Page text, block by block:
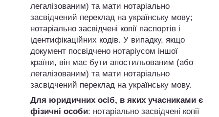
легалізованим) та мати нотаріально
засвідчений переклад на українську мову;
нотаріально засвідчені копії паспортів і
ідентифікаційних кодів. У випадку, якщо
документ посвідчено нотаріусом іншої
країни, він має бути апостильованим (або
легалізованим) та мати нотаріально
засвідчений переклад на українську мову.
Для юридичних осіб, в яких учасниками є
фізичні особи: нотаріально засвідчені копії